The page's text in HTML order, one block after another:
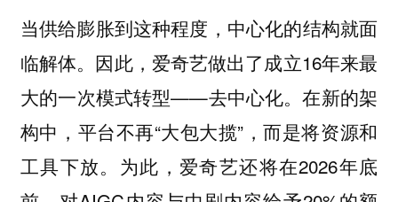
当供给膨胀到这种程度，中心化的结构就面
临解体。 因此，爱奇艺做出了成立16年来最
大的一次模式转型——去中心化。在新的架
构中，平台不再“大包大揽”，而是将资源和
工具下放。为此，爱奇艺还将在2026年底